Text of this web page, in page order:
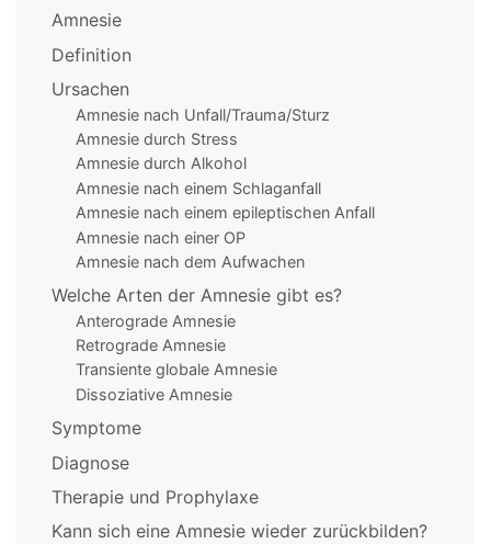
Amnesie
Definition
Ursachen
Amnesie nach Unfall/Trauma/Sturz
Amnesie durch Stress
Amnesie durch Alkohol
Amnesie nach einem Schlaganfall
Amnesie nach einem epileptischen Anfall
Amnesie nach einer OP
Amnesie nach dem Aufwachen
Welche Arten der Amnesie gibt es?
Anterograde Amnesie
Retrograde Amnesie
Transiente globale Amnesie
Dissoziative Amnesie
Symptome
Diagnose
Therapie und Prophylaxe
Kann sich eine Amnesie wieder zurückbilden?